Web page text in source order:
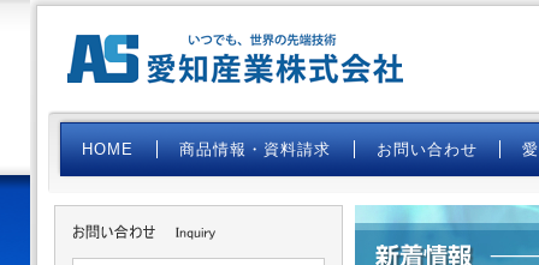
HOME 商品情報・資料請求 お問い合わせ